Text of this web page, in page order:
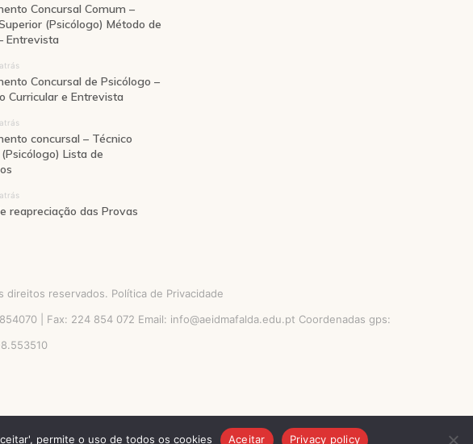
Concursal Comum –
(Psicólogo) Método de
Entrevista
Concursal de Psicólogo –
Curricular e Entrevista
concursal – Técnico
Lista de
reapreciação das Provas
direitos reservados. Política de Privacidade
| Fax: 224 854 072 Email: info@aeidmafalda.edu.pt Coordenadas gps:
8.553510
permite o uso de todos os cookies Aceitar Privacy policy